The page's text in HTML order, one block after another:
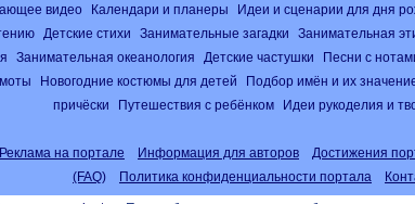
видео Календари и планеры Идеи и сценарии для дня
Детские стихи Занимательные загадки Занимательная
Занимательная океанология Детские частушки Песни с
Новогодние костюмы для детей Подбор имён и их
причёски
Путешествия с ребёнком Идеи рукоделия и
Реклама на портале Информация для авторов Достижения
(FAQ)
Политика конфиденциальности портала